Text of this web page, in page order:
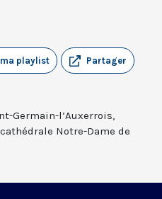
Partager
playlist
Germain-l’Auxerrois,
Notre-Dame de